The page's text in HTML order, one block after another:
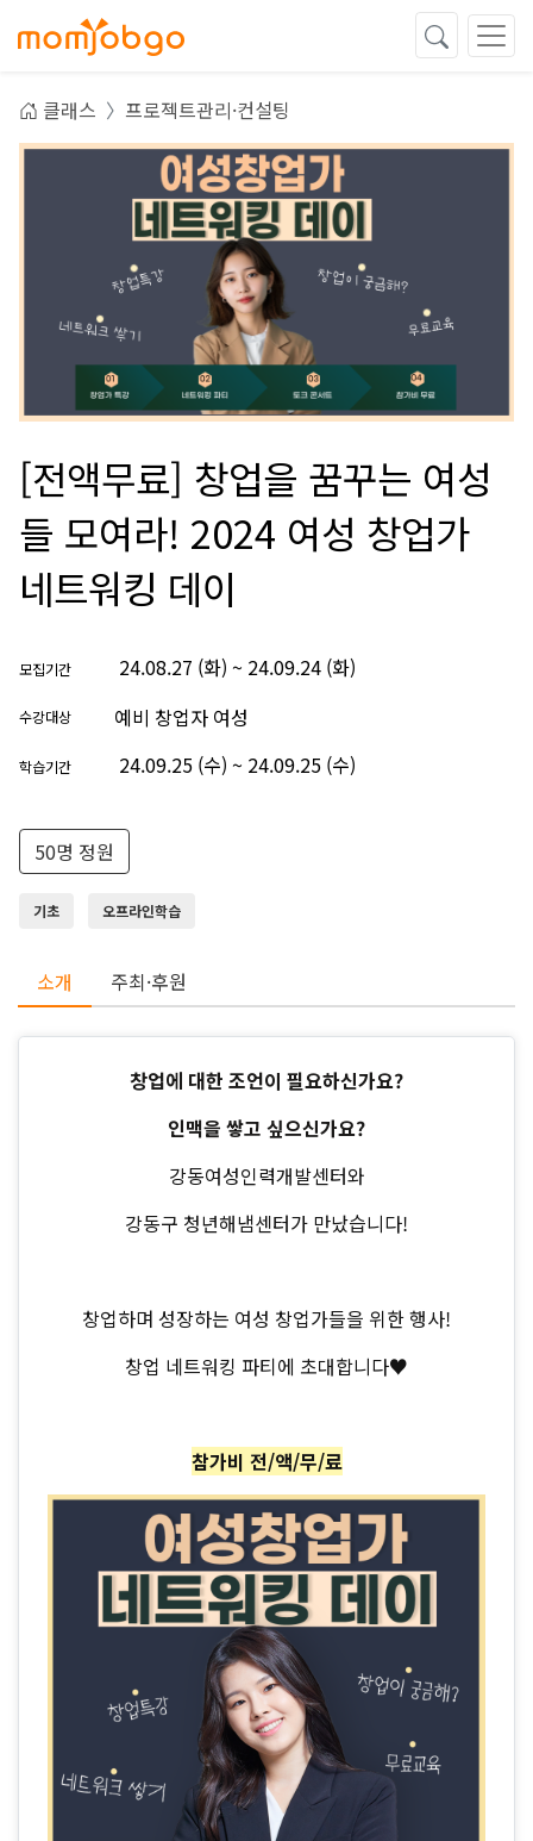
클래스 프로젝트관리·컨설팅
[전액무료] 창업을 꿈꾸는 여성
들 모여라! 2024 여성 창업가
네트워킹 데이
모집기간 24.08.27 (화) ~ 24.09.24 (화)
수강대상 예비 창업자 여성
학습기간 24.09.25 (수) ~ 24.09.25 (수)
50명 정원
기초 오프라인학습
소개 주최·후원
창업에 대한 조언이 필요하신가요?
인맥을 쌓고 싶으신가요?
강동여성인력개발센터와
강동구 청년해냄센터가 만났습니다!
창업하며 성장하는 여성 창업가들을 위한 행사!
창업 네트워킹 파티에 초대합니다♥
참가비 전/액/무/료